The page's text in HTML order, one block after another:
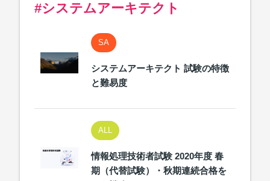
#システムアーキテクト
SA
システムアーキテクト 試験の特徴
と難易度
ALL
情報処理技術者試験 2020年度 春
期（代替試験）・秋期連続合格を